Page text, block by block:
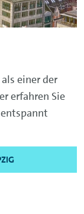
einer der
erfahren Sie